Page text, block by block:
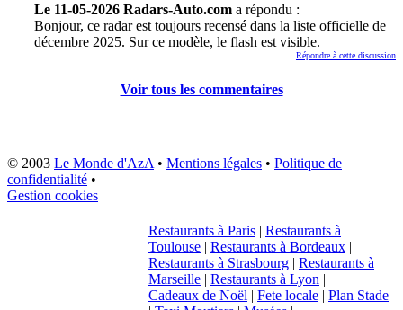
Le 11-05-2026 Radars-Auto.com a répondu :
Bonjour, ce radar est toujours recensé dans la liste officielle de
décembre 2025. Sur ce modèle, le flash est visible.
Répondre à cette discussion
Voir tous les commentaires
© 2003 Le Monde d'AzA • Mentions légales • Politique de
confidentialité •
Gestion cookies
Restaurants à Paris | Restaurants à
Toulouse | Restaurants à Bordeaux |
Restaurants à Strasbourg | Restaurants à
Marseille | Restaurants à Lyon |
Cadeaux de Noël | Fete locale | Plan Stade